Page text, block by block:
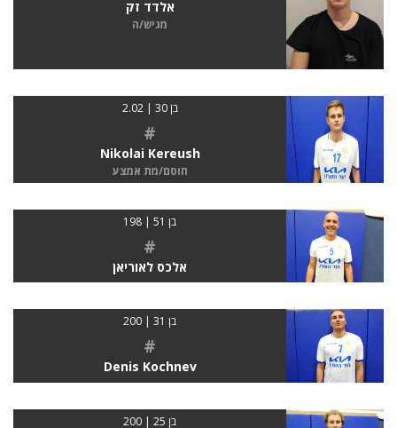
אלדד זק
מגיש/ה
בן 30 | 2.02
#
Nikolai Kereush
חוסם/מת אמצע
בן 51 | 198
#
אלכס לאוריאן
בן 31 | 200
#
Denis Kochnev
בן 25 | 200